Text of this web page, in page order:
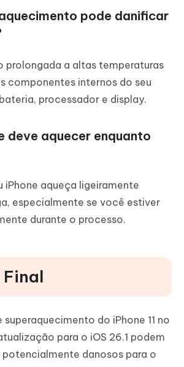
pode danificar
prolongada a altas temperaturas
componentes internos do seu
processador e display.
deve aquecer enquanto
iPhone aqueça ligeiramente
especialmente se você estiver
durante o processo.
Final
superaquecimento do iPhone 11 no
para o iOS 26.1 podem
danosos para o